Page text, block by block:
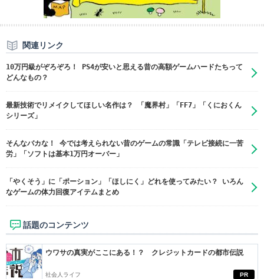
関連リンク
10万円級がぞろぞろ！ PS4が安いと思える昔の高額ゲームハードたちって
どんなもの？
最新技術でリメイクしてほしい名作は？ 「魔界村」「FF7」「くにおくん
シリーズ」
そんなバカな！ 今では考えられない昔のゲームの常識「テレビ接続に一苦
労」「ソフトは基本1万円オーバー」
「やくそう」に「ポーション」「ほしにく」どれを使ってみたい？ いろん
なゲームの体力回復アイテムまとめ
話題のコンテンツ
PR
ウワサの真実がここにある！？ クレジットカードの都市伝説
社会人ライフ